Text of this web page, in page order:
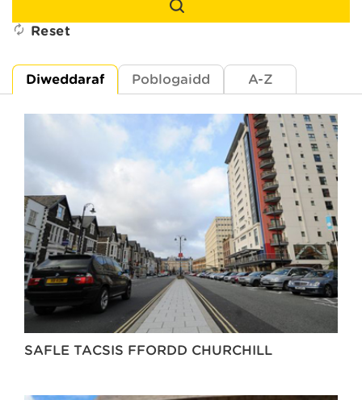
Reset
Diweddaraf Poblogaidd A-Z
SAFLE TACSIS FFORDD CHURCHILL